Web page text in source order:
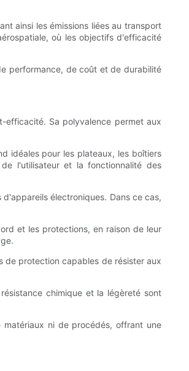
ainsi les émissions liées au transport
où les objectifs d'efficacité
performance, de coût et de durabilité
efficacité. Sa polyvalence permet aux
idéales pour les plateaux, les boîtiers
l'utilisateur et la fonctionnalité des
électroniques. Dans ce cas,
et les protections, en raison de leur
de protection capables de résister aux
chimique et la légèreté sont
ni de procédés, offrant une